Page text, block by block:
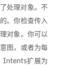
处理对象。不
。你检查传入
对象。你可以
图，或者为每
Intents扩展为